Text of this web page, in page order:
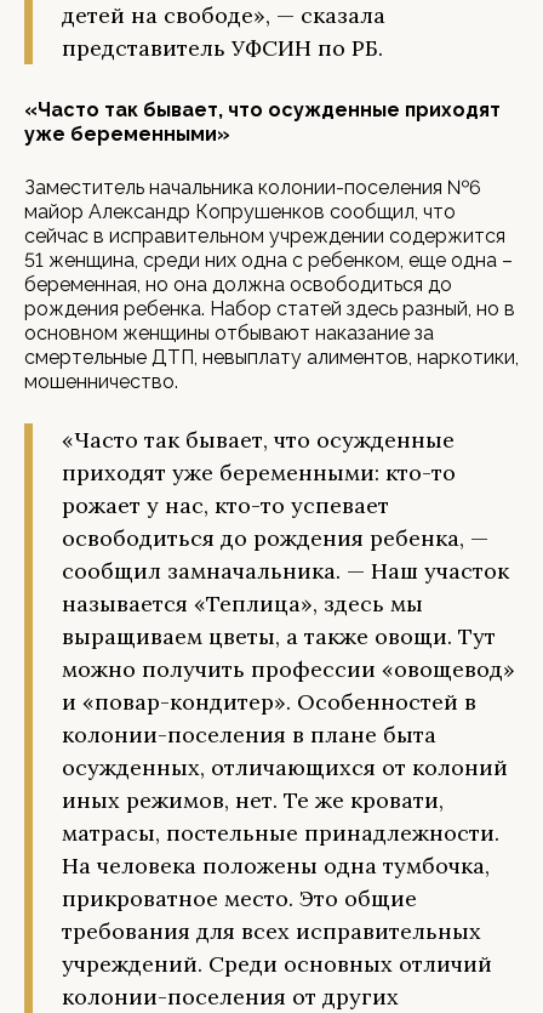
детей на свободе», — сказала
представитель УФСИН по РБ.
«Часто так бывает, что осужденные приходят
уже беременными»
Заместитель начальника колонии-поселения №6
майор Александр Копрушенков сообщил, что
сейчас в исправительном учреждении содержится
51 женщина, среди них одна с ребенком, еще одна –
беременная, но она должна освободиться до
рождения ребенка. Набор статей здесь разный, но в
основном женщины отбывают наказание за
смертельные ДТП, невыплату алиментов, наркотики,
мошенничество.
«Часто так бывает, что осужденные
приходят уже беременными: кто-то
рожает у нас, кто-то успевает
освободиться до рождения ребенка, —
сообщил замначальника. — Наш участок
называется «Теплица», здесь мы
выращиваем цветы, а также овощи. Тут
можно получить профессии «овощевод»
и «повар-кондитер». Особенностей в
колонии-поселения в плане быта
осужденных, отличающихся от колоний
иных режимов, нет. Те же кровати,
матрасы, постельные принадлежности.
На человека положены одна тумбочка,
прикроватное место. Это общие
требования для всех исправительных
учреждений. Среди основных отличий
колонии-поселения от других